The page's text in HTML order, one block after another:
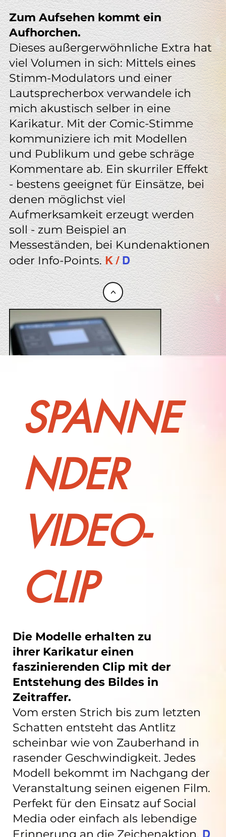
Zum Aufsehen kommt ein
Aufhorchen.
Dieses außergerwöhnliche Extra hat
viel Volumen in sich: Mittels eines
Stimm-Modulators und einer
Lautsprecherbox verwandele ich
mich akustisch selber in eine
Karikatur. Mit der Comic-Stimme
kommuniziere ich mit Modellen
und Publikum und gebe schräge
Kommentare ab. Ein skurriler Effekt
- bestens geeignet für Einsätze, bei
denen möglichst viel
Aufmerksamkeit erzeugt werden
soll - zum Beispiel an
Messeständen, bei Kundenaktionen
oder Info-Points.K /D
<
SPANNE
NDER
VIDEO-
CLIP
Die Modelle erhalten zu
ihrer Karikatur einen
faszinierenden Clip mit der
Entstehung des Bildes in
Zeitraffer.
Vom ersten Strich bis zum letzten
Schatten entsteht das Antlitz
scheinbar wie von Zauberhand in
rasender Geschwindigkeit. Jedes
Modell bekommt im Nachgang der
Veranstaltung seinen eigenen Film.
Perfekt für den Einsatz auf Social
Media oder einfach als lebendige
Erinnerung an die Zeichenaktion. D